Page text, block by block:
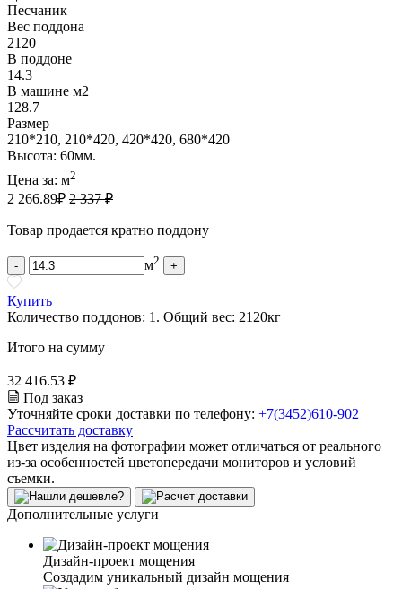
Песчаник
Вес поддона
2120
В поддоне
14.3
В машине м2
128.7
Размер
210*210, 210*420, 420*420, 680*420
Высота: 60мм.
Цена за: м2
2 266.89₽ 2 337 ₽
Товар продается кратно поддону
- м2 +
Купить
Количество поддонов: 1 . Общий вес: 2120кг
Итого на сумму
32 416.53 ₽
Под заказ
Уточняйте сроки доставки по телефону: +7(3452)610-902
Рассчитать доставку
Цвет изделия на фотографии может отличаться от реального
из-за особенностей цветопередачи мониторов и условий
съемки.
Дополнительные услуги
Дизайн-проект мощения
Создадим уникальный дизайн мощения